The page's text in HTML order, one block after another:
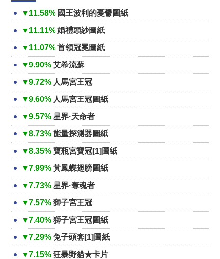
▼11.58% 國王波利的憂鬱圖紙
▼11.11% 婚禮頭紗圖紙
▼11.07% 首領冠冕圖紙
▼9.90% 艾希流蘇
▼9.72% 人馬宮王冠
▼9.60% 人馬宮王冠圖紙
▼9.57% 星界·天命者
▼8.73% 能量探測器圖紙
▼8.35% 寶瓶宮寶冠[1]圖紙
▼7.99% 黃鳳蝶翅膀圖紙
▼7.73% 星界·奪魂者
▼7.57% 獅子宮王冠
▼7.40% 獅子宮王冠圖紙
▼7.29% 兔子頭套[1]圖紙
▼7.15% 狂暴野貓★卡片